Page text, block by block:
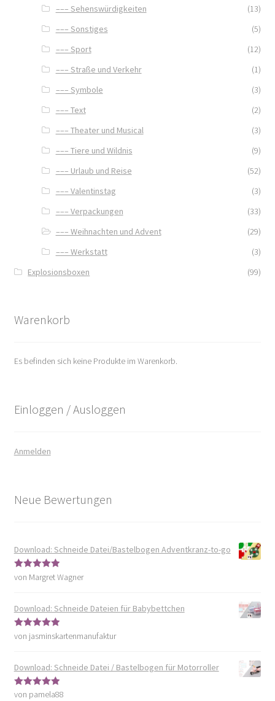
––– Sehenswürdigkeiten
(13)
––– Sonstiges
(5)
––– Sport
(12)
––– Straße und Verkehr
(1)
––– Symbole
(3)
––– Text
(2)
––– Theater und Musical
(3)
––– Tiere und Wildnis
(9)
––– Urlaub und Reise
(52)
––– Valentinstag
(3)
––– Verpackungen
(33)
––– Weihnachten und Advent
(29)
––– Werkstatt
(3)
Explosionsboxen
(99)
Warenkorb
Es befinden sich keine Produkte im Warenkorb.
Einloggen / Ausloggen
Anmelden
Neue Bewertungen
Download: Schneide Datei/Bastelbogen Adventkranz-to-go
Bewertet mit
von Margret Wagner
Download: Schneide Dateien für Babybettchen
Bewertet mit
von jasminskartenmanufaktur
Download: Schneide Datei / Bastelbogen für Motorroller
Bewertet mit
von pamela88